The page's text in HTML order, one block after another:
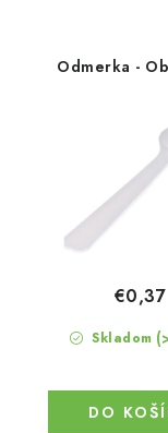
Odmerka -
Skladom
€0,37
DO